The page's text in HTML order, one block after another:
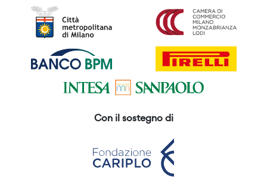
Con il sostegno di